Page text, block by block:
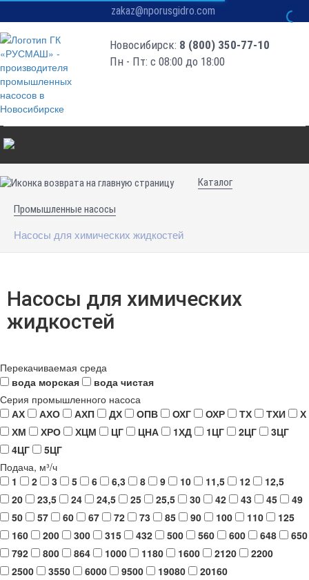
zakaz@nporusgidro.com
Новосибирск: 8 (800) 350-77-10
Пн - Пт: с 08:00 до 18:00
Каталог
Промышленные насосы
Насосы для химических жидкостей
Насосы для химических
жидкостей
Перекачиваемая среда
вода морская
вода чистая
Серия промышленного насоса
АХ
АХО АХП ДХ ОПВ ОХГ ОХР ТХ ТХИ
Х
ХМ
ХРО ХЦМ ЦГ ЦНА 1ХД 1ЦГ 2ЦГ
3ЦГ
4ЦГ
5ЦГ
Подача, м³/ч
1
2 3 5 6 6,3 8 9 10 11,5 12
12,5
20
23,5 24 24,5 25 25,5 30 42 43 45
49
50
57 60 67 72 73 85 90 100 110
125
160
200 300 315 432 500 560 600 648
650
792
800 864 1000 1180 1600 2120
2200
2500
3550 6000 9500 19080
20160